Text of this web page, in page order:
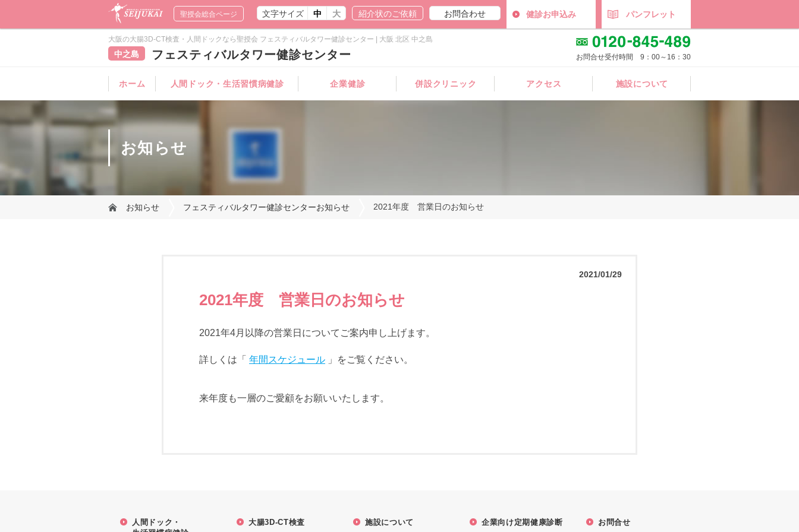
聖授会総合ページ 文字サイズ 中 大 紹介状のご依頼 お問合わせ 健診お申込み パンフレット
中之島 フェスティバルタワー健診センター
大阪の大腸3D-CT検査・人間ドックなら聖授会 フェスティバルタワー健診センター | 大阪 北区 中之島
お問合せ受付時間 9：00～16：30
ホーム 人間ドック・生活習慣病健診 企業健診 併設クリニック アクセス 施設について
お知らせ
お知らせ フェスティバルタワー健診センターお知らせ 2021年度 営業日のお知らせ
2021/01/29
2021年度 営業日のお知らせ
2021年4月以降の営業日についてご案内申し上げます。
詳しくは「 年間スケジュール 」をご覧ください。
来年度も一層のご愛顧をお願いいたします。
人間ドック・
大腸3D-CT検査 施設について 企業向け定期健康診断 お問合せ